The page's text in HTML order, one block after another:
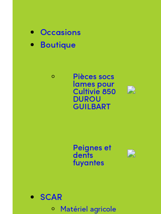
Occasions
Boutique
Pièces socs
lames pour
Cultivie 850
DUROU
GUILBART
Peignes et
dents
fuyantes
SCAR
Matériel agricole